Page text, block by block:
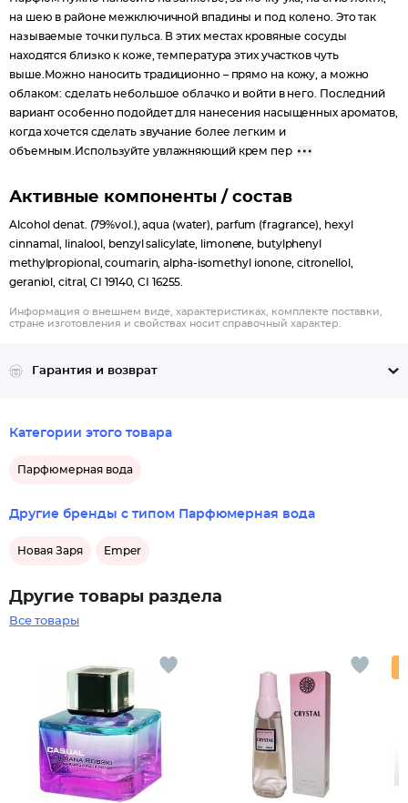
на шею в районе межключичной впадины и под колено. Это так
называемые точки пульса. В этих местах кровяные сосуды
находятся близко к коже, температура этих участков чуть
выше.Можно наносить традиционно – прямо на кожу, а можно
облаком: сделать небольшое облачко и войти в него. Последний
вариант особенно подойдет для нанесения насыщенных ароматов,
когда хочется сделать звучание более легким и
объемным.Используйте увлажняющий крем пер
Активные компоненты / состав
Alcohol denat. (79%vol.), aqua (water), parfum (fragrance), hexyl
cinnamal, linalool, benzyl salicylate, limonene, butylphenyl
methylpropional, coumarin, alpha-isomethyl ionone, citronellol,
geraniol, citral, CI 19140, CI 16255.
Информация о внешнем виде, характеристиках, комплекте поставки,
стране изготовления и свойствах носит справочный характер.
Гарантия и возврат
Категории этого товара
Парфюмерная вода
Другие бренды с типом Парфюмерная вода
Новая Заря Emper
Другие товары раздела
Все товары